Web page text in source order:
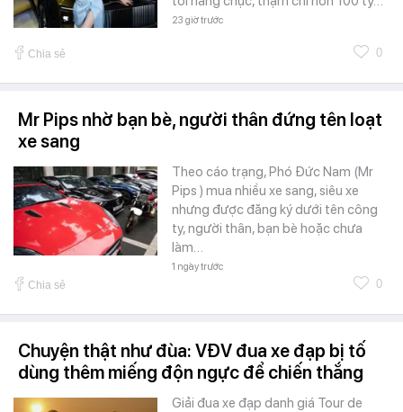
23 giờ trước
Chia sẻ 0
Mr Pips nhờ bạn bè, người thân đứng tên loạt
xe sang
Theo cáo trạng, Phó Đức Nam (Mr
Pips ) mua nhiều xe sang, siêu xe
nhưng được đăng ký dưới tên công
ty, người thân, bạn bè hoặc chưa
làm…
1 ngày trước
Chia sẻ 0
Chuyện thật như đùa: VĐV đua xe đạp bị tố
dùng thêm miếng độn ngực để chiến thắng
Giải đua xe đạp danh giá Tour de